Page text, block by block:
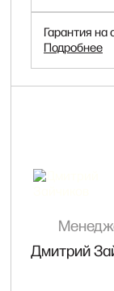
Гарантия на
Подробнее
Дмитрий